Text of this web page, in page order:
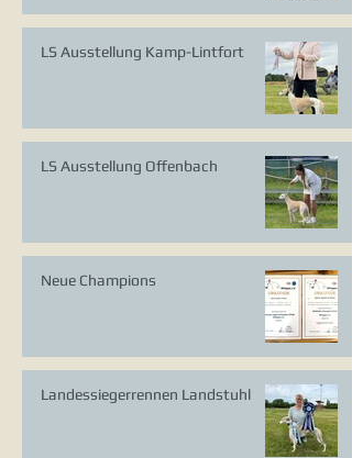
LS Ausstellung Kamp-Lintfort
LS Ausstellung Offenbach
Neue Champions
Landessiegerrennen Landstuhl